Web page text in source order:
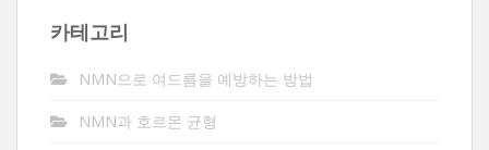
카테고리
NMN으로 여드름을 예방하는 방법
NMN과 호르몬 균형